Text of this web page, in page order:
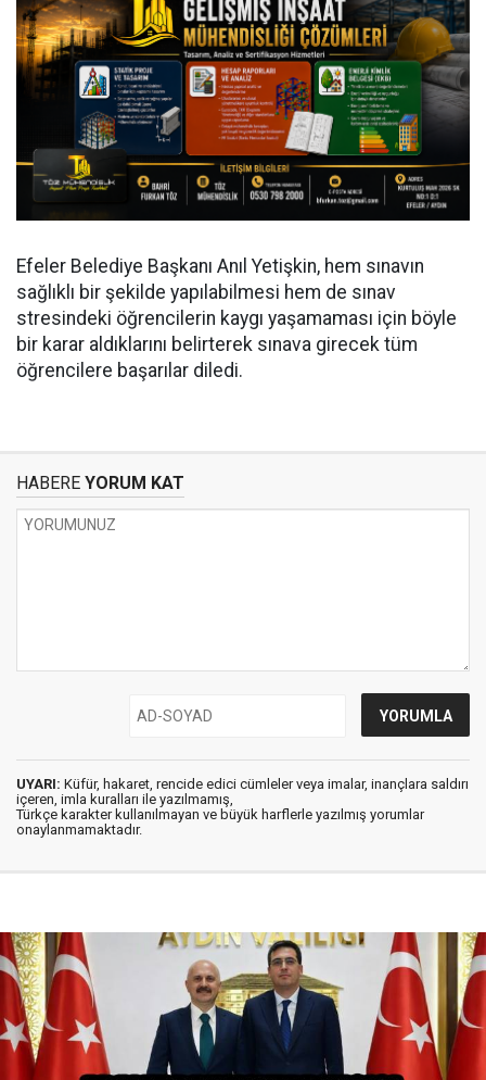
Efeler Belediye Başkanı Anıl Yetişkin, hem sınavın
sağlıklı bir şekilde yapılabilmesi hem de sınav
stresindeki öğrencilerin kaygı yaşamaması için böyle
bir karar aldıklarını belirterek sınava girecek tüm
öğrencilere başarılar diledi.
HABERE YORUM KAT
UYARI: Küfür, hakaret, rencide edici cümleler veya imalar, inançlara saldırı
içeren, imla kuralları ile yazılmamış,
Türkçe karakter kullanılmayan ve büyük harflerle yazılmış yorumlar
onaylanmamaktadır.